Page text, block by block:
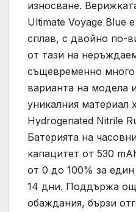
износване.
Ultimate Voyage Blue
сплав, с двойно по-
от тази на
същевременно
варианта на модела
уникалния материал
Hydrogenated Nitrile
Батерията на
капацитет от 530
от 0 до 100% за
14 дни. Поддържа
обаждания, бързи